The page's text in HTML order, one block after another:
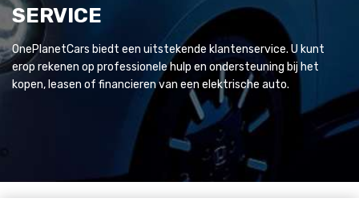
SERVICE
OnePlanetCars biedt een uitstekende klantenservice. U kunt
erop rekenen op professionele hulp en ondersteuning bij het
kopen, leasen of financieren van een elektrische auto.